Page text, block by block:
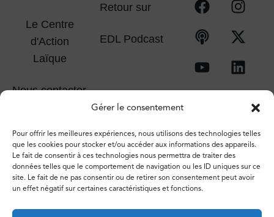
Gérer le consentement
Pour offrir les meilleures expériences, nous utilisons des technologies telles
que les cookies pour stocker et/ou accéder aux informations des appareils.
Le fait de consentir à ces technologies nous permettra de traiter des
données telles que le comportement de navigation ou les ID uniques sur ce
site. Le fait de ne pas consentir ou de retirer son consentement peut avoir
un effet négatif sur certaines caractéristiques et fonctions.
Le Centre
d'Action
Laïque
Nous contacter
Retour sur
EDL Podcast